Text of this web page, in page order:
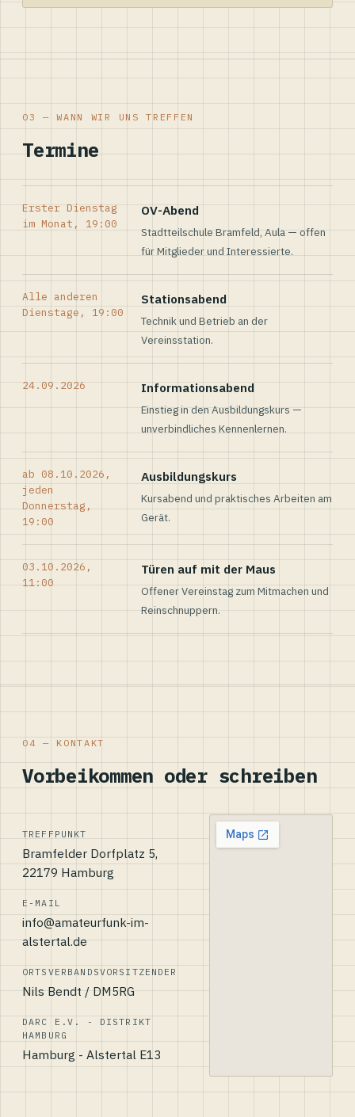
03 — WANN WIR UNS TREFFEN
Termine
Erster Dienstag
im Monat, 19:00
OV-Abend
Stadtteilschule Bramfeld, Aula — offen
für Mitglieder und Interessierte.
Alle anderen
Dienstage, 19:00
Stationsabend
Technik und Betrieb an der
Vereinsstation.
24.09.2026 Informationsabend
Einstieg in den Ausbildungskurs —
unverbindliches Kennenlernen.
ab 08.10.2026,
jeden
Donnerstag,
19:00
Ausbildungskurs
Kursabend und praktisches Arbeiten am
Gerät.
03.10.2026,
11:00
Türen auf mit der Maus
Offener Vereinstag zum Mitmachen und
Reinschnuppern.
04 — KONTAKT
Vorbeikommen oder schreiben
TREFFPUNKT
Bramfelder Dorfplatz 5,
22179 Hamburg
E-MAIL
info@amateurfunk-im-
alstertal.de
ORTSVERBANDSVORSITZENDER
Nils Bendt / DM5RG
DARC E.V. - DISTRIKT
HAMBURG
Hamburg - Alstertal E13